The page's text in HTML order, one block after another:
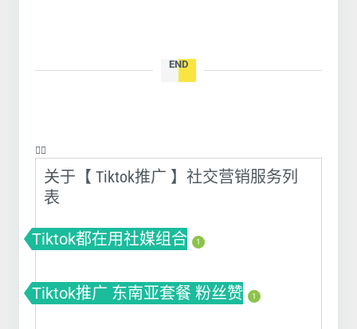
END
❤️‍🔥
关于【 Tiktok推广 】社交营销服务列
表
Tiktok都在用社媒组合 1
Tiktok推广 东南亚套餐 粉丝赞 1